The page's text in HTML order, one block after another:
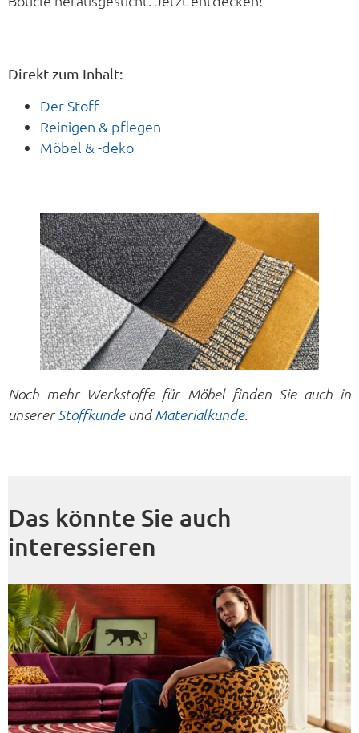
Direkt zum Inhalt:
Der Stoff
Reinigen & pflegen
Möbel & -deko
Noch mehr Werkstoffe für Möbel finden Sie auch in
unsererStoffkundeundMaterialkunde.
Das könnte Sie auch
interessieren